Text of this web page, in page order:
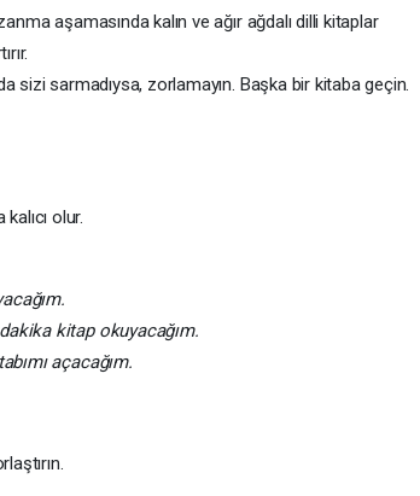
aşamasında kalın ve ağır ağdalı dilli kitaplar
sizi sarmadıysa, zorlamayın. Başka bir kitaba geçin.
olur.
kitap okuyacağım.
açacağım.